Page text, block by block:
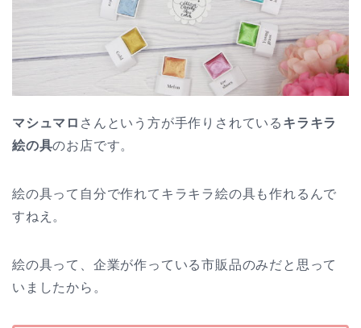
マシュマロ さんという方が手作りされている キラキラ
絵の具のお店です。
絵の具って自分で作れてキラキラ絵の具も作れるんで
すねえ。
絵の具って、企業が作っている市販品のみだと思って
いましたから。